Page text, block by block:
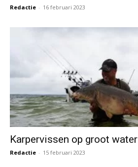
Redactie - 16 februari 2023
Karpervissen op groot water
Redactie - 15 februari 2023